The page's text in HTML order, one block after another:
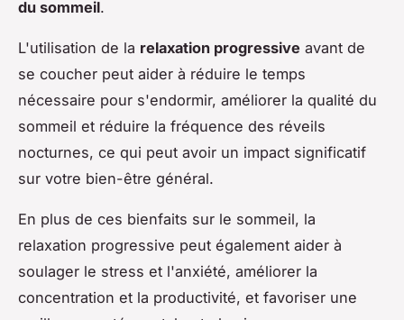
du sommeil.
L'utilisation de la relaxation progressive avant de
se coucher peut aider à réduire le temps
nécessaire pour s'endormir, améliorer la qualité du
sommeil et réduire la fréquence des réveils
nocturnes, ce qui peut avoir un impact significatif
sur votre bien-être général.
En plus de ces bienfaits sur le sommeil, la
relaxation progressive peut également aider à
soulager le stress et l'anxiété, améliorer la
concentration et la productivité, et favoriser une